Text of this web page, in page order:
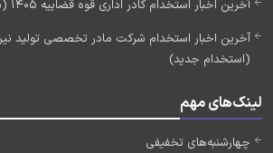
آخرین اخبار استخدام کادر اداری قوه قضاییه 1405 (به زودی)
(استخدام جدید)
لینک‌های مهم
چهارشنبه‌های تخفیفی